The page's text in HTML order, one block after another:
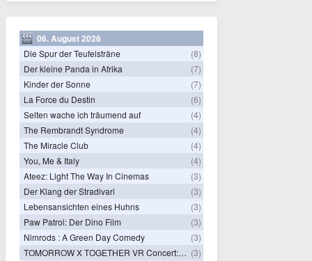
06. August 2026
Die Spur der Teufelsträne
(8)
Der kleine Panda in Afrika
(7)
Kinder der Sonne
(7)
La Force du Destin
(6)
Selten wache ich träumend auf
(4)
The Rembrandt Syndrome
(4)
The Miracle Club
(4)
You, Me & Italy
(4)
Ateez: Light The Way In Cinemas
(3)
Der Klang der Stradivari
(3)
Lebensansichten eines Huhns
(3)
Paw Patrol: Der Dino Film
(3)
Nimrods : A Green Day Comedy
(3)
TOMORROW X TOGETHER VR Concert: Endless Ride (3)